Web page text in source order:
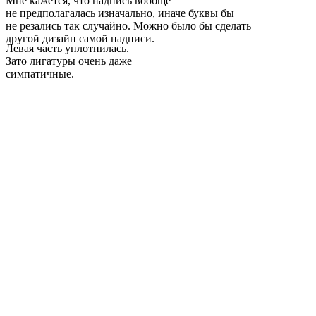
не предполагалась изначально, иначе буквы бы
не резались так случайно. Можно было бы сделать
другой дизайн самой надписи.
Левая часть уплотнилась.
Зато лигатуры очень даже
симпатичные.